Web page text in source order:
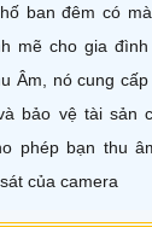
ban đêm có
mẽ cho gia
Âm, nó cung
bảo vệ tài sản
phép bạn thu
của camera